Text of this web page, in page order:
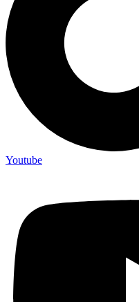
Youtube